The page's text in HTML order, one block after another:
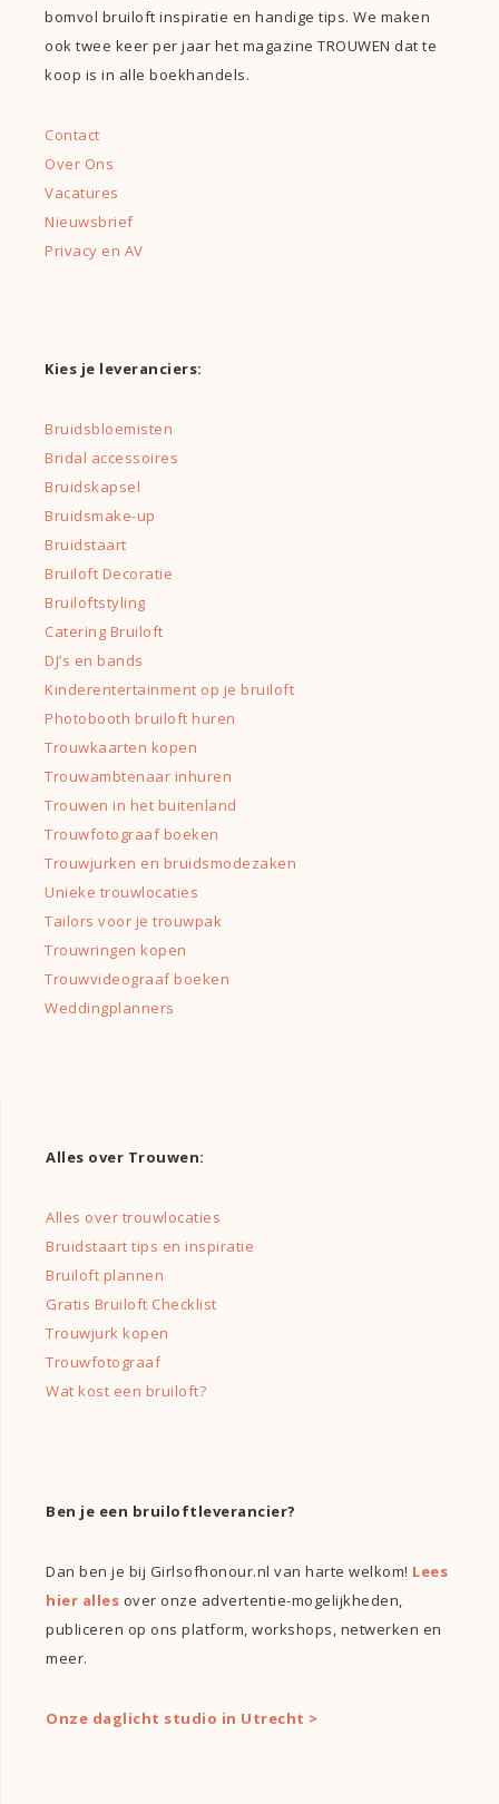
bomvol bruiloft inspiratie en handige tips. We maken
ook twee keer per jaar het magazine TROUWEN dat te
koop is in alle boekhandels.
Contact
Over Ons
Vacatures
Nieuwsbrief
Privacy en AV
Kies je leveranciers:
Bruidsbloemisten
Bridal accessoires
Bruidskapsel
Bruidsmake-up
Bruidstaart
Bruiloft Decoratie
Bruiloftstyling
Catering Bruiloft
DJ’s en bands
Kinderentertainment op je bruiloft
Photobooth bruiloft huren
Trouwkaarten kopen
Trouwambtenaar inhuren
Trouwen in het buitenland
Trouwfotograaf boeken
Trouwjurken en bruidsmodezaken
Unieke trouwlocaties
Tailors voor je trouwpak
Trouwringen kopen
Trouwvideograaf boeken
Weddingplanners
Alles over Trouwen:
Alles over trouwlocaties
Bruidstaart tips en inspiratie
Bruiloft plannen
Gratis Bruiloft Checklist
Trouwjurk kopen
Trouwfotograaf
Wat kost een bruiloft?
Ben je een bruiloftleverancier?
Dan ben je bij Girlsofhonour.nl van harte welkom! Lees
hier alles over onze advertentie-mogelijkheden,
publiceren op ons platform, workshops, netwerken en
meer.
Onze daglicht studio in Utrecht >